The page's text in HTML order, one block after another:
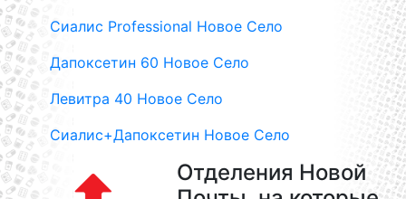
Сиалис Professional Новое Село
Дапоксетин 60 Новое Село
Левитра 40 Новое Село
Сиалис+Дапоксетин Новое Село
Отделения Новой